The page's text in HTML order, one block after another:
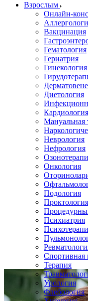
Взрослым
Онлайн-
Вакцинация
Гематология
Гериатрия
Гинекология
Диетология
Кардиология
Мануальная
Неврология
Нефрология
Онкология
Подология
Проктология
Психиатрия
Спортивная
Терапия
Урология
Флебология